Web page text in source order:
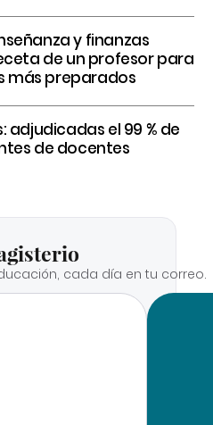
y finanzas
de un profesor para
más preparados
adjudicadas el 99 % de
de docentes
cada día en tu correo.